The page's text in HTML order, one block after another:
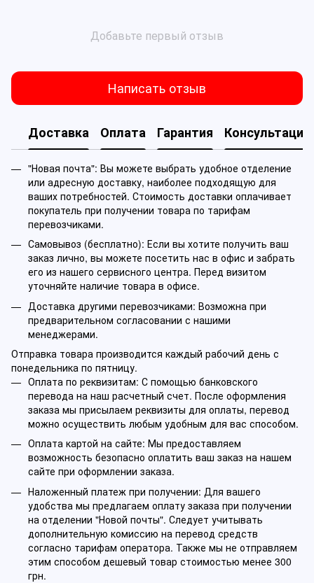
Добавьте первый отзыв
Написать отзыв
Доставка Оплата Гарантия Консультация
"Новая почта": Вы можете выбрать удобное отделение
или адресную доставку, наиболее подходящую для
ваших потребностей. Стоимость доставки оплачивает
покупатель при получении товара по тарифам
перевозчиками.
Самовывоз (бесплатно): Если вы хотите получить ваш
заказ лично, вы можете посетить нас в офис и забрать
его из нашего сервисного центра. Перед визитом
уточняйте наличие товара в офисе.
Доставка другими перевозчиками: Возможна при
предварительном согласовании с нашими
менеджерами.
Отправка товара производится каждый рабочий день с
понедельника по пятницу.
Оплата по реквизитам: С помощью банковского
перевода на наш расчетный счет. После оформления
заказа мы присылаем реквизиты для оплаты, перевод
можно осуществить любым удобным для вас способом.
Оплата картой на сайте: Мы предоставляем
возможность безопасно оплатить ваш заказ на нашем
сайте при оформлении заказа.
Наложенный платеж при получении: Для вашего
удобства мы предлагаем оплату заказа при получении
на отделении "Новой почты". Следует учитывать
дополнительную комиссию на перевод средств
согласно тарифам оператора. Также мы не отправляем
этим способом дешевый товар стоимостью менее 300
грн.